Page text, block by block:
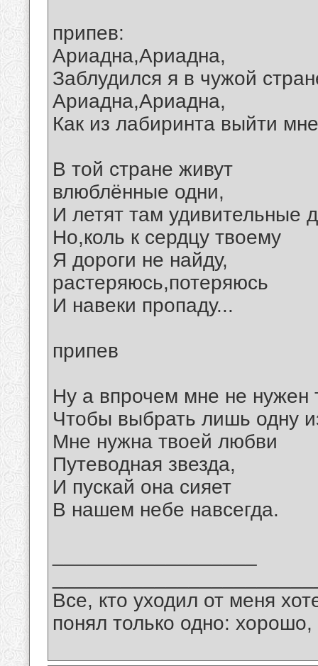
припев:
Ариадна,Ариадна,
Заблудился я в чужой
Ариадна,Ариадна,
Как из лабиринта выйти
В той стране живут
влюблённые одни,
И летят там удивительные
Но,коль к сердцу твоему
Я дороги не найду,
растеряюсь,потеряюсь
И навеки пропаду...
припев
Ну а впрочем мне не нужен
Чтобы выбрать лишь одну
Мне нужна твоей любви
Путеводная звезда,
И пускай она сияет
В нашем небе навсегда.
Все, кто уходил от меня
понял только одно: